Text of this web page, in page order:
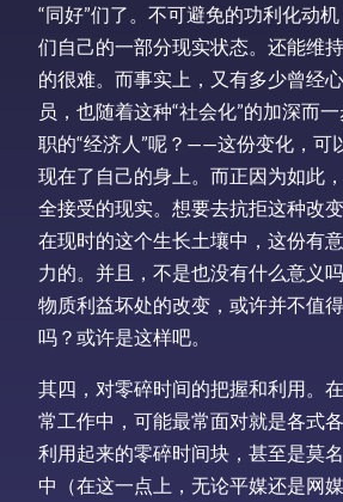
“同好”们了。不可避免的功利化动
们自己的一部分现实状态。还能维
的很难。而事实上，又有多少曾经
员，也随着这种“社会化”的加深而
职的“经济人”呢？——这份变化，可
现在了自己的身上。而正因为如此
全接受的现实。想要去抗拒这种改
在现时的这个生长土壤中，这份有
力的。并且，不是也没有什么意义
物质利益坏处的改变，或许并不值
吗？或许是这样吧。
其四，对零碎时间的把握和利用。
常工作中，可能最常面对就是各式
利用起来的零碎时间块，甚至是莫
中（在这一点上，无论平媒还是网